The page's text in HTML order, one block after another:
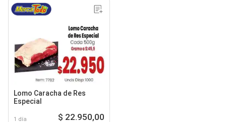
Lomo Caracha de Res
Especial
1 día $ 22.950,00